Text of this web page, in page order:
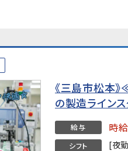
《三島市松本
の製造ライン
給与 時
シフト [夜